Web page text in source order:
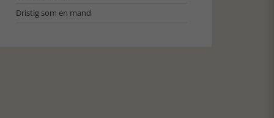
Dristig som en mand